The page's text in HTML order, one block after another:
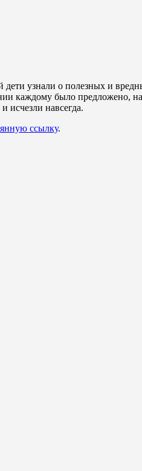
узнали о полезных и
каждому было предложено,
исчезли навсегда.
ссылку.